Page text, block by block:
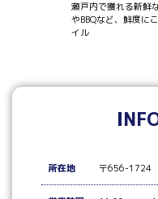
瀬戸内で獲れる新鮮
やBBQなど、鮮度に
イル
所在地 〒656-1724